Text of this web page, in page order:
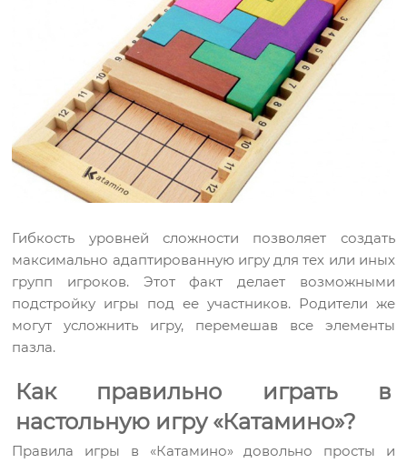
Гибкость уровней сложности позволяет создать
максимально адаптированную игру для тех или иных
групп игроков. Этот факт делает возможными
подстройку игры под ее участников. Родители же
могут усложнить игру, перемешав все элементы
пазла.
Как правильно играть в
настольную игру «Катамино»?
Правила игры в «Катамино» довольно просты и